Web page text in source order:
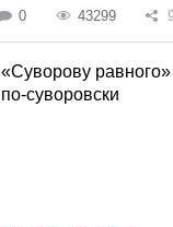
0 43299
«Суворову
по-суворовски